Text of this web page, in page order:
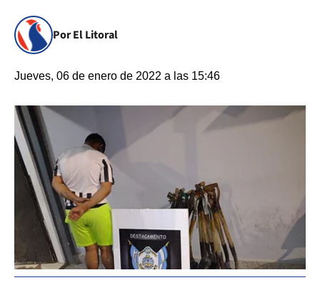
Por El Litoral
Jueves, 06 de enero de 2022 a las 15:46